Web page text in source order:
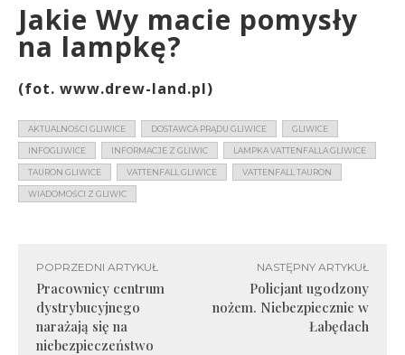
Jakie Wy macie pomysły
na lampkę?
(fot. www.drew-land.pl)
AKTUALNOŚCI GLIWICE DOSTAWCA PRĄDU GLIWICE GLIWICE
INFOGLIWICE INFORMACJE Z GLIWIC LAMPKA VATTENFALLA GLIWICE
TAURON GLIWICE VATTENFALL GLIWICE VATTENFALL TAURON
WIADOMOŚCI Z GLIWIC
POPRZEDNI ARTYKUŁ
Pracownicy centrum
dystrybucyjnego
narażają się na
niebezpieczeństwo
NASTĘPNY ARTYKUŁ
Policjant ugodzony
nożem. Niebezpiecznie w
Łabędach